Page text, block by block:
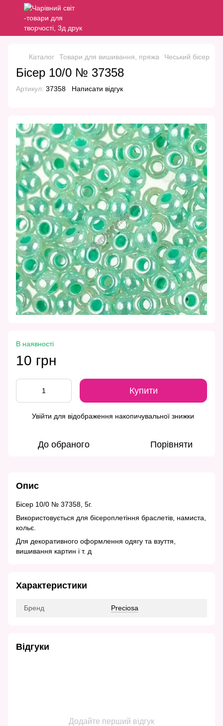
Каталог Товари для вишивання, пряжа Чеський бісер
Бісер 10/0 № 37358
Артикул: 37358 Написати відгук
В наявності
10 грн
Купити
Увійти для відображення накопичувальної знижки
До обраного Порівняти
Опис
Бісер 10/0 № 37358, 5г.
Використовується для бісероплетіння браслетів, намиста,
кольє.
Для декоративного оформлення одягу та взуття,
вишивання картин і т. д
Характеристики
Бренд Preciosa
Відгуки
Додайте перший відгук